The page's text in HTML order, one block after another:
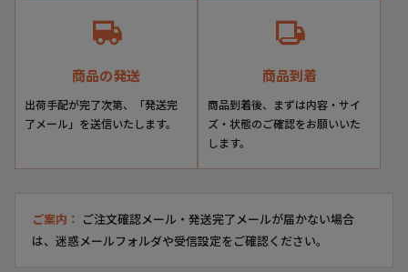
商品の発送
出荷手配が完了次第、「発送完
了メール」を送信いたします。
商品到着
商品到着後、まずは内容・サイ
ズ・状態のご確認をお願いいた
します。
ご案内： ご注文確認メール・発送完了メールが届かない場合
は、迷惑メールフォルダや受信設定をご確認ください。